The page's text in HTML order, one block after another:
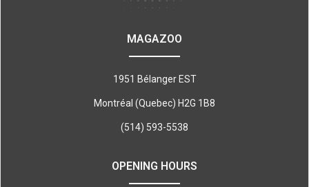
MAGAZOO
1951 Bélanger EST
Montréal (Quebec) H2G 1B8
(514) 593-5538
OPENING HOURS